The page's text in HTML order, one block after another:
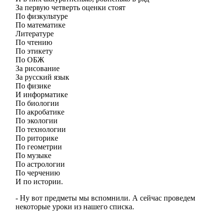
За первую четверть оценки стоят
По физкультуре
По математике
Литературе
По чтению
По этикету
По ОБЖ
За рисование
За русский язык
По физике
И информатике
По биологии
По акробатике
По экологии
По технологии
По риторике
По геометрии
По музыке
По астрологии
По черчению
И по истории.
- Ну вот предметы мы вспомнили. А сейчас проведем
некоторые уроки из нашего списка.